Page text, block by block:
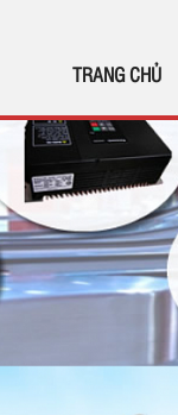
TRANG CHỦ